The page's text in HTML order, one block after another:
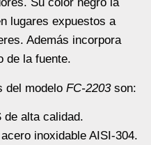
lugares expuestos a
Además incorpora
de la fuente.
del modelo FC-2203son:
de alta calidad.
inoxidable AISI-304.